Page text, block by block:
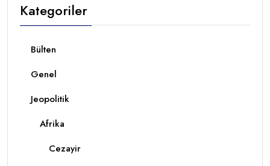
Kategoriler
Bülten
Genel
Jeopolitik
Afrika
Cezayir